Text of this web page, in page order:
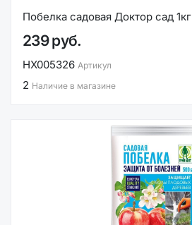
Побелка садовая Доктор сад 1кг
239 руб.
НХ005326 Артикул
2 Наличие в магазине